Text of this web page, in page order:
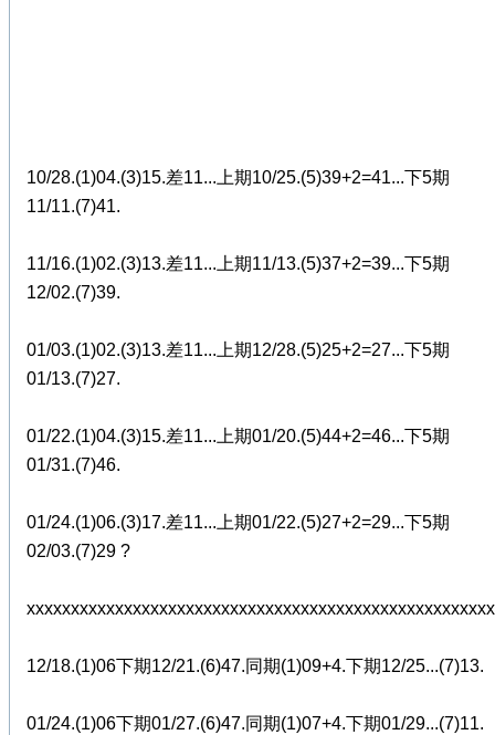
10/28.(1)04.(3)15.差11...上期10/25.(5)39+2=41...下5期
11/11.(7)41.
11/16.(1)02.(3)13.差11...上期11/13.(5)37+2=39...下5期
12/02.(7)39.
01/03.(1)02.(3)13.差11...上期12/28.(5)25+2=27...下5期
01/13.(7)27.
01/22.(1)04.(3)15.差11...上期01/20.(5)44+2=46...下5期
01/31.(7)46.
01/24.(1)06.(3)17.差11...上期01/22.(5)27+2=29...下5期
02/03.(7)29 ?
12/18.(1)06下期12/21.(6)47.同期(1)09+4.下期12/25...(7)13.
01/24.(1)06下期01/27.(6)47.同期(1)07+4.下期01/29...(7)11.